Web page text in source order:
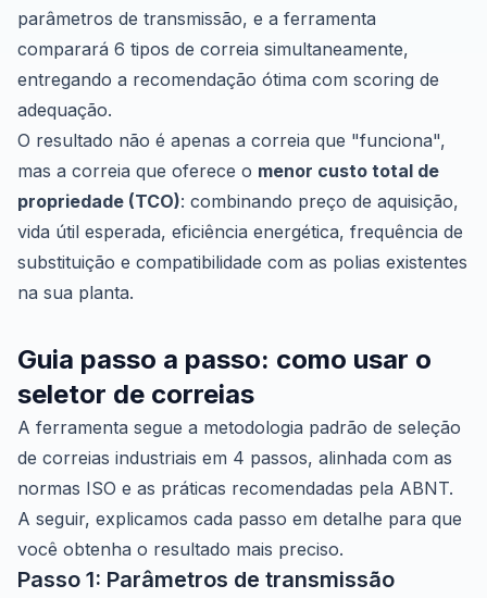
parâmetros de transmissão, e a ferramenta
comparará 6 tipos de correia simultaneamente,
entregando a recomendação ótima com scoring de
adequação.
O resultado não é apenas a correia que "funciona",
mas a correia que oferece o menor custo total de
propriedade (TCO): combinando preço de aquisição,
vida útil esperada, eficiência energética, frequência de
substituição e compatibilidade com as polias existentes
na sua planta.
Guia passo a passo: como usar o
seletor de correias
A ferramenta segue a metodologia padrão de seleção
de correias industriais em 4 passos, alinhada com as
normas ISO e as práticas recomendadas pela ABNT.
A seguir, explicamos cada passo em detalhe para que
você obtenha o resultado mais preciso.
Passo 1: Parâmetros de transmissão